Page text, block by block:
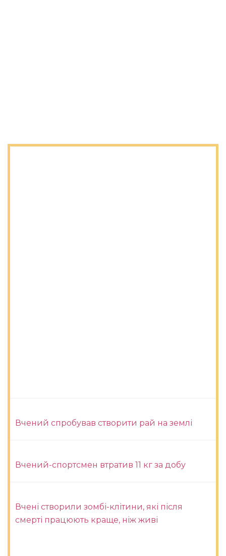
Вчений спробував створити рай на землі
Вчений-спортсмен втратив 11 кг за добу
Вчені створили зомбі-клітини, які після
смерті працюють краще, ніж живі